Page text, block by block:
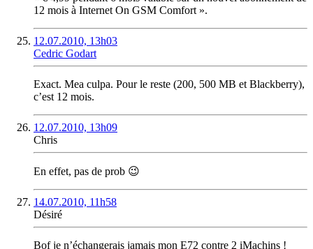
12 mois à Internet On GSM Comfort ».
12.07.2010, 13h03
Cedric Godart
Exact. Mea culpa. Pour le reste (200, 500 MB et Blackberry),
c’est 12 mois.
12.07.2010, 13h09
Chris
En effet, pas de prob 😉
14.07.2010, 11h58
Désiré
Bof je n’échangerais jamais mon E72 contre 2 iMachins !